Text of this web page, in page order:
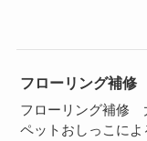
フローリング補
フローリング補修
ペットおしっこに